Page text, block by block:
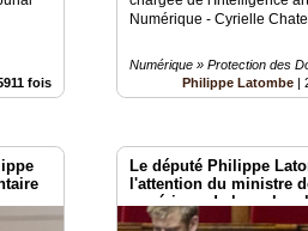
fois
Numérique - Cyrielle
Numérique » Protection des
Philippe Latombe |
Le député Philippe
l'attention du ministre
supérieur, de la